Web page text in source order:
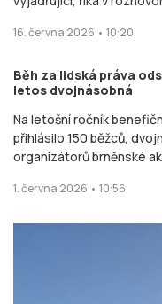
16. června 2026 • 10:20
Běh za lidská práva
letos dvojnásobná
Na letošní ročník
přihlásilo 150 běžců,
organizátorů brněnské
1. června 2026 • 10:56